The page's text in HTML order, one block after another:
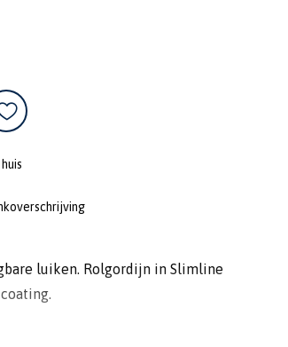
luiken. Rolgordijn in Slimline